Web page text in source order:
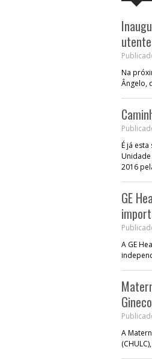
Na
Ângelo,
É já
2016
GE
A GE
A